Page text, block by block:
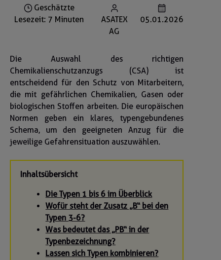
Geschätzte
Lesezeit: 7 Minuten
ASATEX
AG
05.01.2026
Die Auswahl des richtigen
Chemikalienschutzanzugs (CSA) ist
entscheidend für den Schutz von Mitarbeitern,
die mit gefährlichen Chemikalien, Gasen oder
biologischen Stoffen arbeiten. Die europäischen
Normen geben ein klares, typengebundenes
Schema, um den geeigneten Anzug für die
jeweilige Gefahrensituation auszuwählen.
Inhaltsübersicht
Die Typen 1 bis 6 im Überblick
Wofür steht der Zusatz „B“ bei den
Typen 3-6?
Was bedeutet das „PB“ in der
Typenbezeichnung?
Lassen sich Typen kombinieren?